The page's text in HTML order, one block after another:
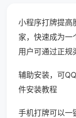
小程序打牌提高
家，快速成为一
用户可通过正规
辅助安装，可
件安装教程
手机打牌可以一